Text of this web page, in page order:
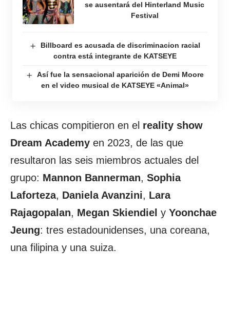
se ausentará del Hinterland Music
Festival
Billboard es acusada de discriminacion racial
contra está integrante de KATSEYE
Así fue la sensacional aparición de Demi Moore
en el video musical de KATSEYE «Animal»
Las chicas compitieron en el reality show
Dream Academy en 2023, de las que
resultaron las seis miembros actuales del
grupo: Mannon Bannerman, Sophia
Laforteza, Daniela Avanzini, Lara
Rajagopalan, Megan Skiendiel y Yoonchae
Jeung: tres estadounidenses, una coreana,
una filipina y una suiza.